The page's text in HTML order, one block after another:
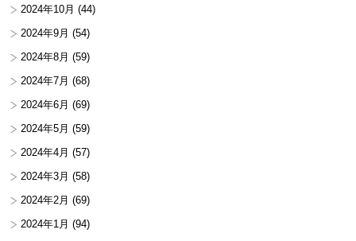
2024年10月 (44)
2024年9月 (54)
2024年8月 (59)
2024年7月 (68)
2024年6月 (69)
2024年5月 (59)
2024年4月 (57)
2024年3月 (58)
2024年2月 (69)
2024年1月 (94)